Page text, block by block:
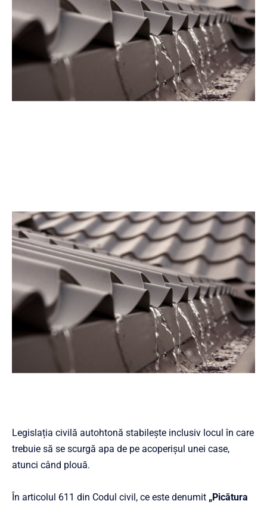
Legislația civilă autohtonă stabilește inclusiv locul în care
trebuie să se scurgă apa de pe acoperișul unei case,
atunci când plouă.
În articolul 611 din Codul civil, ce este denumit „Picătura